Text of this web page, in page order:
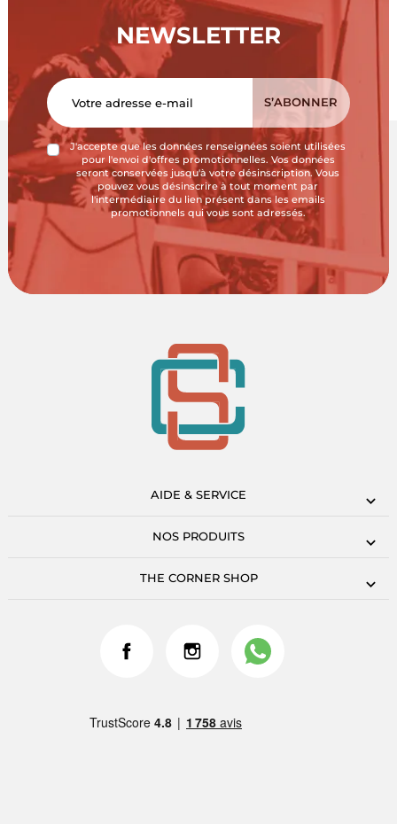
NEWSLETTER
J'accepte que les données renseignées soient utilisées
pour l'envoi d'offres promotionnelles. Vos données
seront conservées jusqu'à votre désinscription. Vous
pouvez vous désinscrire à tout moment par
l'intermédiaire du lien présent dans les emails
promotionnels qui vous sont adressés.
AIDE & SERVICE
NOS PRODUITS
THE CORNER SHOP